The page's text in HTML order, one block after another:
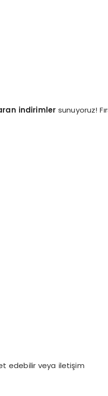
indirimler sunuyoruz!
edebilir veya iletişim